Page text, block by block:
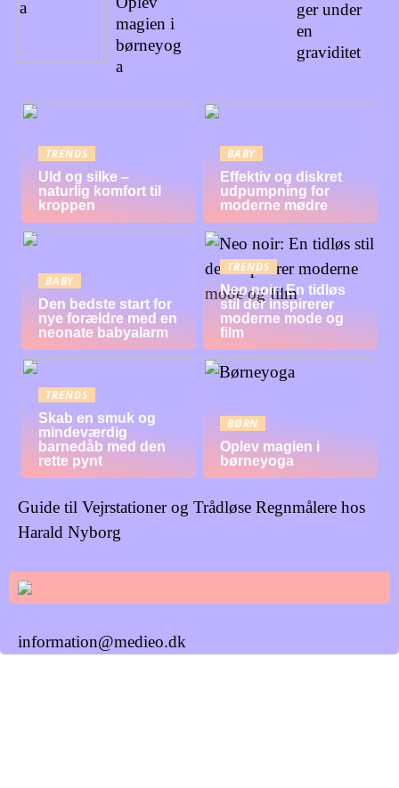
magien i
børneyog
a
ger under
en
graviditet
TRENDS
Uld og silke –
naturlig komfort til
kroppen
BABY
Effektiv og diskret
udpumpning for
moderne mødre
BABY
Den bedste start for
nye forældre med en
neonate babyalarm
TRENDS
Neo noir: En tidløs
stil der inspirerer
moderne mode og
film
TRENDS
Skab en smuk og
mindeværdig
barnedåb med den
rette pynt
BØRN
Oplev magien i
børneyoga
Guide til Vejrstationer og Trådløse Regnmålere hos
Harald Nyborg
information@medieo.dk